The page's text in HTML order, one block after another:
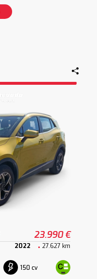
23.990 €
2022 27.627 km
150 cv